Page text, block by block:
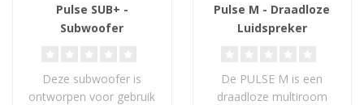
Pulse SUB+ -
Subwoofer
Deze subwoofer is
ontworpen voor gebruik
Pulse M - Draadloze
Luidspreker
De PULSE M is een
draadloze multiroom